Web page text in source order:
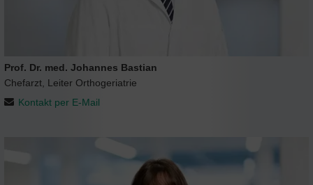
Prof. Dr. med. Johannes Bastian
Chefarzt, Leiter Orthogeriatrie
Kontakt per E-Mail